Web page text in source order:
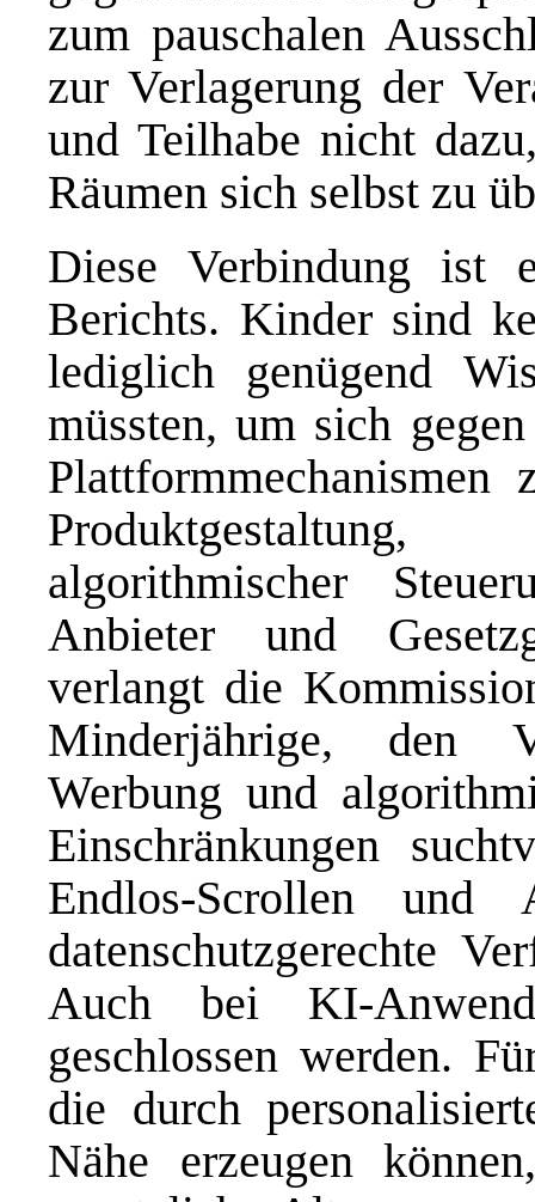
zum pauschalen
zur Verlagerung der
und Teilhabe nicht
Räumen sich selbst zu
Diese Verbindung ist
Berichts. Kinder sind
lediglich genügend
müssten, um sich
algorithmischer
Anbieter und
verlangt die
Minderjährige, den
Werbung und
Einschränkungen
Endlos-Scrollen und
datenschutzgerechte
Auch bei KI-
geschlossen werden.
die durch
Nähe erzeugen